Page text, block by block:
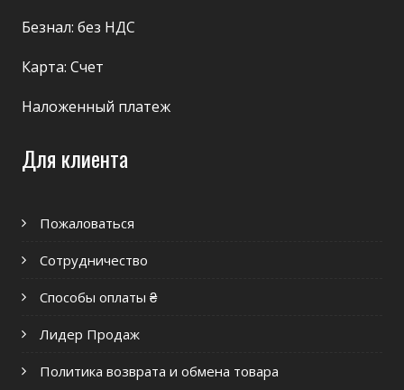
Безнал: без НДС
Карта: Счет
Наложенный платеж
Для клиента
Пожаловаться
Сотрудничество
Способы оплаты ₴
Лидер Продаж
Политика возврата и обмена товара